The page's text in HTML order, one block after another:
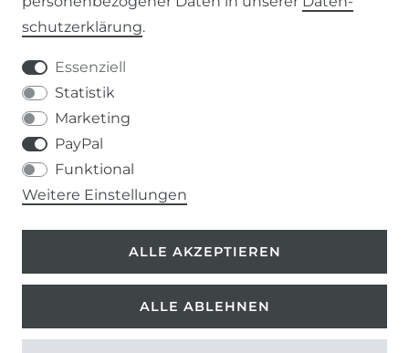
IMPRESSUM
DATENSCHUTZERKLÄRUNG
037207-995665
info@kern-holz.com
schutz­erklärung.
Essenziell
Statistik
Marketing
PayPal
Funktional
Weitere Einstellungen
ALLE AKZEPTIEREN
ALLE ABLEHNEN